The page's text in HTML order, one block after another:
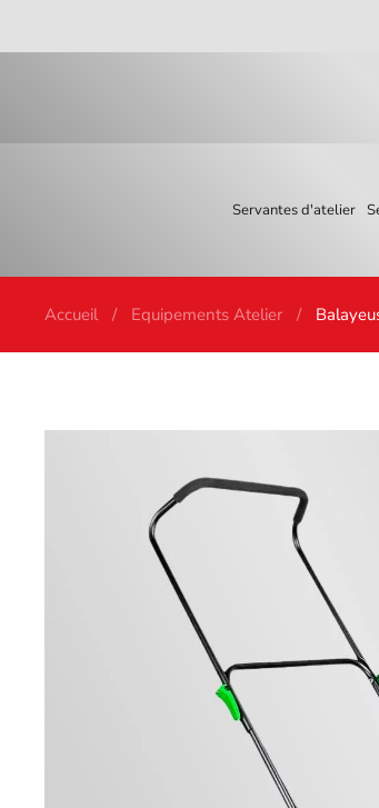
Servantes d'atelier
Accueil Equipements Atelier